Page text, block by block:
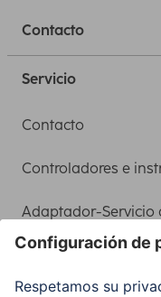
Contacto
Servicio
Contacto
Controladores e
Adaptador-Servicio